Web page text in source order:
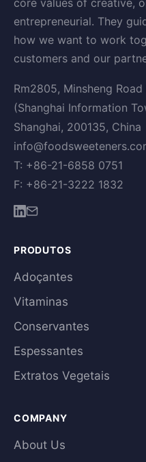
core values of creative,
entrepreneurial. They
how we want to work
customers and our
Rm2805, Minsheng Road
(Shanghai Information
Shanghai, 200135, China
T: +86-21-6858 0751
F: +86-21-3222 1832
PRODUTOS
Adoçantes
Vitaminas
Conservantes
Espessantes
Extratos Vegetais
COMPANY
About Us